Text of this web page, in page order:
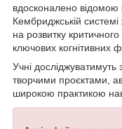
вдосконалено відомою
Кембриджській
на розвитку
ключових когнітивних
Учні
творчими проєктами,
широкою практикою